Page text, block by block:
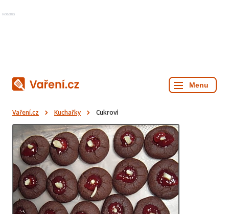
Reklama
Vaření.cz Kuchařky Cukroví